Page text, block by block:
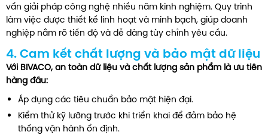
vấn giải pháp công nghệ nhiều năm kinh nghiệm. Quy trình
làm việc được thiết kế linh hoạt và minh bạch, giúp doanh
nghiệp nắm rõ tiến độ và dễ dàng tùy chỉnh yêu cầu.
4. Cam kết chất lượng và bảo mật dữ liệu
Với BIVACO, an toàn dữ liệu và chất lượng sản phẩm là ưu tiên
hàng đầu:
Áp dụng các tiêu chuẩn bảo mật hiện đại.
Kiểm thử kỹ lưỡng trước khi triển khai để đảm bảo hệ
thống vận hành ổn định.